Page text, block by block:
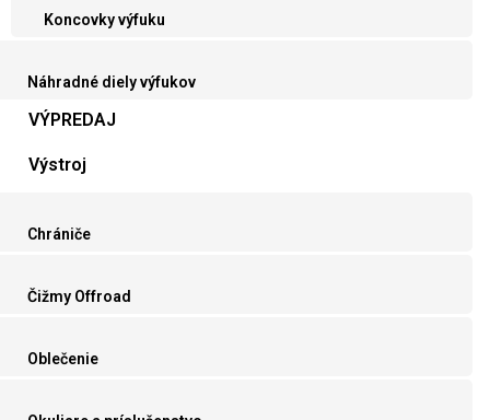
Koncovky výfuku
Náhradné diely výfukov
VÝPREDAJ
Výstroj
Chrániče
Čižmy Offroad
Oblečenie